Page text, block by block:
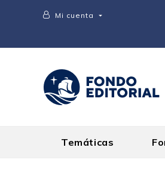
Mi cuenta 
Temáticas